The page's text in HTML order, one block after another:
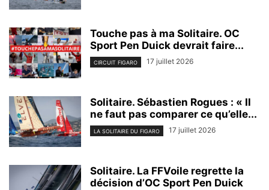
Touche pas à ma Solitaire. OC
Sport Pen Duick devrait faire...
CIRCUIT FIGARO 17 juillet 2026
Solitaire. Sébastien Rogues : « Il
ne faut pas comparer ce qu’elle...
LA SOLITAIRE DU FIGARO 17 juillet 2026
Solitaire. La FFVoile regrette la
décision d’OC Sport Pen Duick